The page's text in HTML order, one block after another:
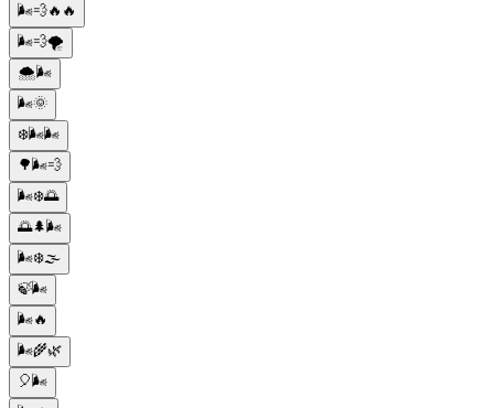
🌬️💨🔥🔥
🌬️💨🌪️
🌨️🌬️
🌬️🌞
❄️🌬️🌬️
🌳🌬️💨
🌬️❄️🌅
🌅🌲🌬️
🌬️❄️🌫️
🍃🌬️
🌬️🔥
🌬️🌾🌿
🎈🌬️